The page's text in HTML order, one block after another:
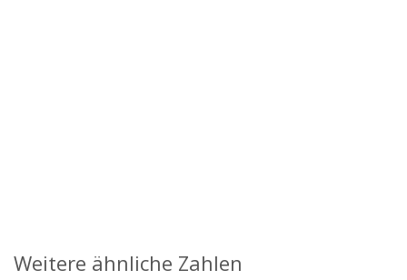
Weitere ähnliche Zahlen